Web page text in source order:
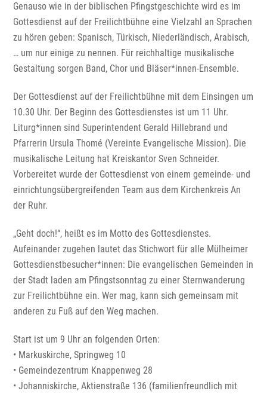
Genauso wie in der biblischen Pfingstgeschichte wird es im
Gottesdienst auf der Freilichtbühne eine Vielzahl an Sprachen
zu hören geben: Spanisch, Türkisch, Niederländisch, Arabisch,
… um nur einige zu nennen. Für reichhaltige musikalische
Gestaltung sorgen Band, Chor und Bläser*innen-Ensemble.
Der Gottesdienst auf der Freilichtbühne mit dem Einsingen um
10.30 Uhr. Der Beginn des Gottesdienstes ist um 11 Uhr.
Liturg*innen sind Superintendent Gerald Hillebrand und
Pfarrerin Ursula Thomé (Vereinte Evangelische Mission). Die
musikalische Leitung hat Kreiskantor Sven Schneider.
Vorbereitet wurde der Gottesdienst von einem gemeinde- und
einrichtungsübergreifenden Team aus dem Kirchenkreis An
der Ruhr.
„Geht doch!“, heißt es im Motto des Gottesdienstes.
Aufeinander zugehen lautet das Stichwort für alle Mülheimer
Gottesdienstbesucher*innen: Die evangelischen Gemeinden in
der Stadt laden am Pfingstsonntag zu einer Sternwanderung
zur Freilichtbühne ein. Wer mag, kann sich gemeinsam mit
anderen zu Fuß auf den Weg machen.
Start ist um 9 Uhr an folgenden Orten:
• Markuskirche, Springweg 10
• Gemeindezentrum Knappenweg 28
• Johanniskirche, Aktienstraße 136 (familienfreundlich mit